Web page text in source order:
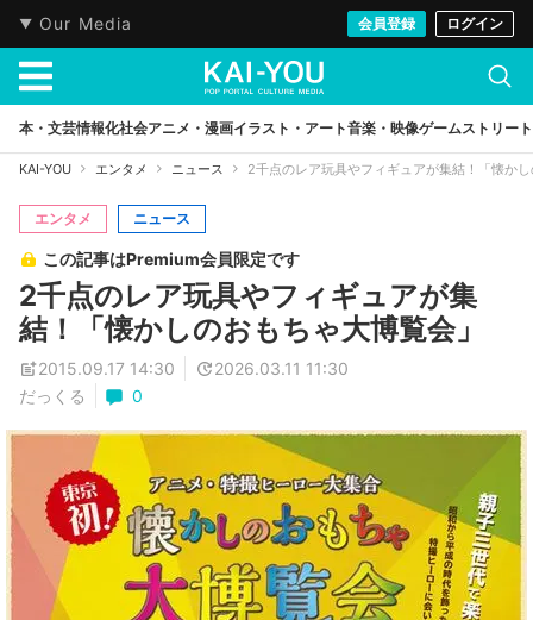
Our Media 会員登録 ログイン
本・文芸情報化社会アニメ・漫画イラスト・アート音楽・映像ゲームストリート
KAI-YOU エンタメ ニュース 2千点のレア玩具やフィギュアが集結！「懐か
エンタメ ニュース
この記事はPremium会員限定です
2千点のレア玩具やフィギュアが集
結！「懐かしのおもちゃ大博覧会」
2015.09.17 14:30
2026.03.11 11:30
だっくる
0